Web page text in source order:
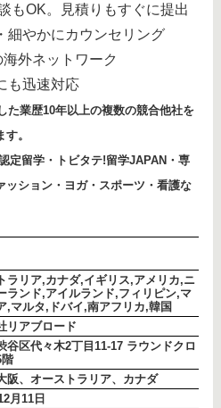
もOK。見積りもすぐに提出
細やかにカウンセリング
外ネットワーク
も迅速対応
た業歴10年以上の複数の競合他社を
。
定留学・トビタテ!留学JAPAN・専
ッション・ヨガ・スポーツ・看護な
ラリア,カナダ,イギリス,アメリカ,ニ
ランド,アイルランド,フィリピン,マ
,マルタ,ドバイ,南アフリカ,韓国
リアブロード
谷区代々木2丁目11-17 ラウンドクロ
階
阪、オーストラリア、カナダ
月11日